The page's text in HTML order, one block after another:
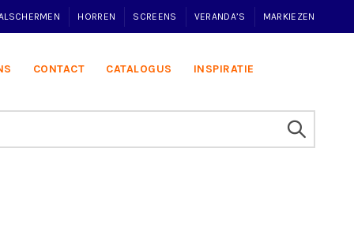
HORREN SCREENS VERANDA’S MARKIEZEN
CONTACT CATALOGUS INSPIRATIE